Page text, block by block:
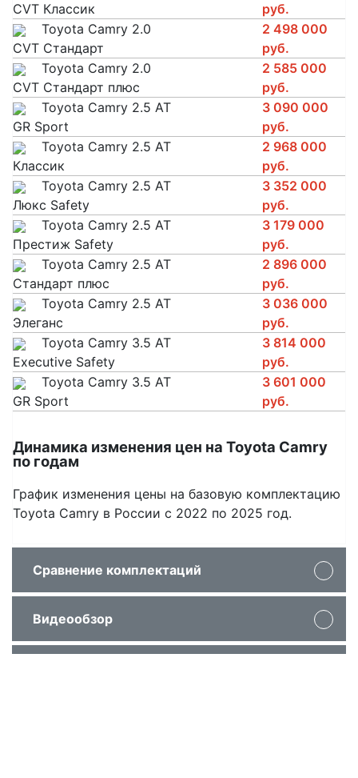
CVT Классик
руб.
Toyota Camry 2.0
CVT Стандарт
2 498 000
руб.
Toyota Camry 2.0
CVT Стандарт плюс
2 585 000
руб.
Toyota Camry 2.5 AT
GR Sport
3 090 000
руб.
Toyota Camry 2.5 AT
Классик
2 968 000
руб.
Toyota Camry 2.5 AT
Люкс Safety
3 352 000
руб.
Toyota Camry 2.5 AT
Престиж Safety
3 179 000
руб.
Toyota Camry 2.5 AT
Стандарт плюс
2 896 000
руб.
Toyota Camry 2.5 AT
Элеганс
3 036 000
руб.
Toyota Camry 3.5 AT
Executive Safety
3 814 000
руб.
Toyota Camry 3.5 AT
GR Sport
3 601 000
руб.
Динамика изменения цен на Toyota Camry
по годам
График изменения цены на базовую комплектацию
Toyota Camry в России с 2022 по 2025 год.
Сравнение комплектаций
Видеообзор